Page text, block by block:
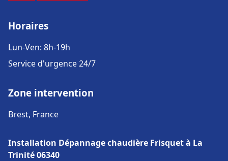
Horaires
Lun-Ven: 8h-19h
Service d'urgence 24/7
Zone intervention
Brest, France
Installation Dépannage chaudière Frisquet à La
Trinité 06340